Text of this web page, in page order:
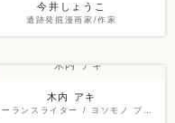
今井しょうこ
遺跡発掘漫画家/作家
木内 アキ
フリーランスライター / ヨソモノ ブックス代表